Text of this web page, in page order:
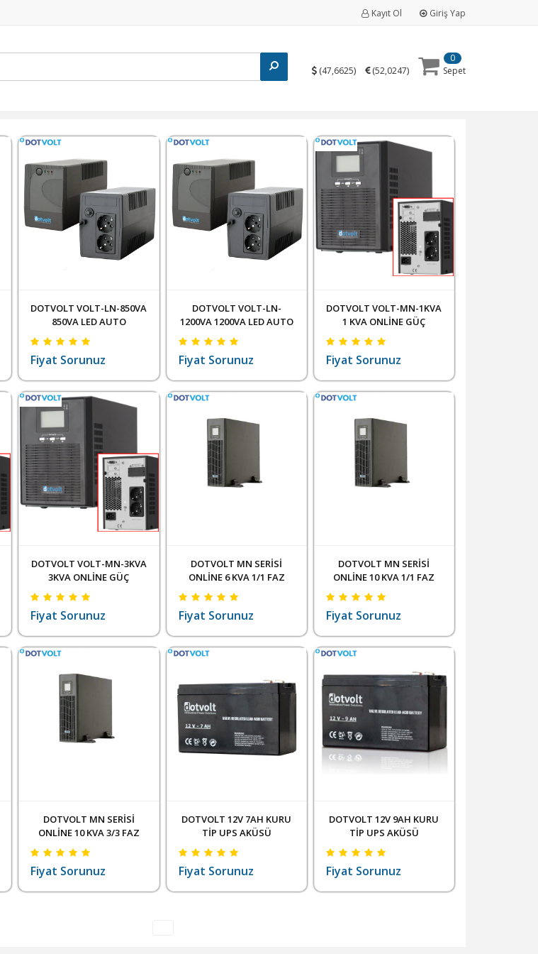
Kayıt Ol Giriş Yap
(47,6625) (52,0247) Sepet
0
DOTVOLT VOLT-LN-850VA
850VA LED AUTO
RESTART
LINEINTERACTIVE GÜÇ
KAYNAĞI-UPS 1x9AH-15
Fiyat Sorunuz
DOTVOLT VOLT-LN-
1200VA 1200VA LED AUTO
RESTART
LINEINTERACTIVE GÜÇ
KAYNAĞI-UPS 2x7AH-15
Fiyat Sorunuz
DOTVOLT VOLT-MN-1KVA
1 KVA ONLİNE GÜÇ
KAYNAĞI-UPS LCD 1/1
FAZ 2x7AH 5-15 DAK
Fiyat Sorunuz
DOTVOLT VOLT-MN-3KVA
3KVA ONLİNE GÜÇ
KAYNAĞI-UPS LCD 1/1
FAZ 6x7AH 5-15 DAK
Fiyat Sorunuz
DOTVOLT MN SERİSİ
ONLİNE 6 KVA 1/1 FAZ
(16X12V 7AH)
Fiyat Sorunuz
DOTVOLT MN SERİSİ
ONLİNE 10 KVA 1/1 FAZ
(16X12V 9AH)
Fiyat Sorunuz
DOTVOLT MN SERİSİ
ONLİNE 10 KVA 3/3 FAZ
(20X 7AH)
Fiyat Sorunuz
DOTVOLT 12V 7AH KURU
TİP UPS AKÜSÜ
Fiyat Sorunuz
DOTVOLT 12V 9AH KURU
TİP UPS AKÜSÜ
Fiyat Sorunuz